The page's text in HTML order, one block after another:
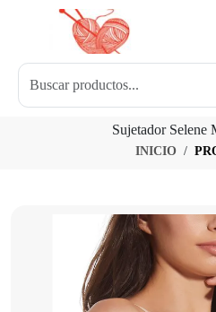
Sujetador Selene
INICIO